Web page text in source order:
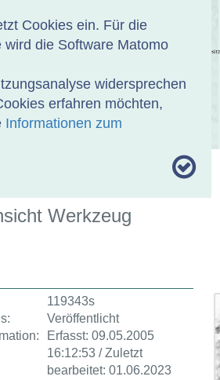
Cookies ein. Für die
wird die Software Matomo
widersprechen
erfahren möchten,
Informationen zum
SUCHE
Werkzeug
119343s
Veröffentlicht
Erfasst: 09.05.2005
16:12:53 / Zuletzt
bearbeitet: 01.06.2023